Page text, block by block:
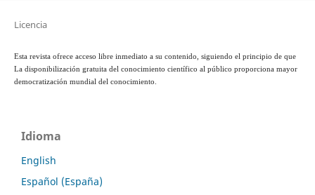
Licencia
Esta revista ofrece acceso libre inmediato a su contenido, siguiendo el principio de que
La disponibilización gratuita del conocimiento científico al público proporciona mayor
democratización mundial del conocimiento.
Idioma
English
Español (España)